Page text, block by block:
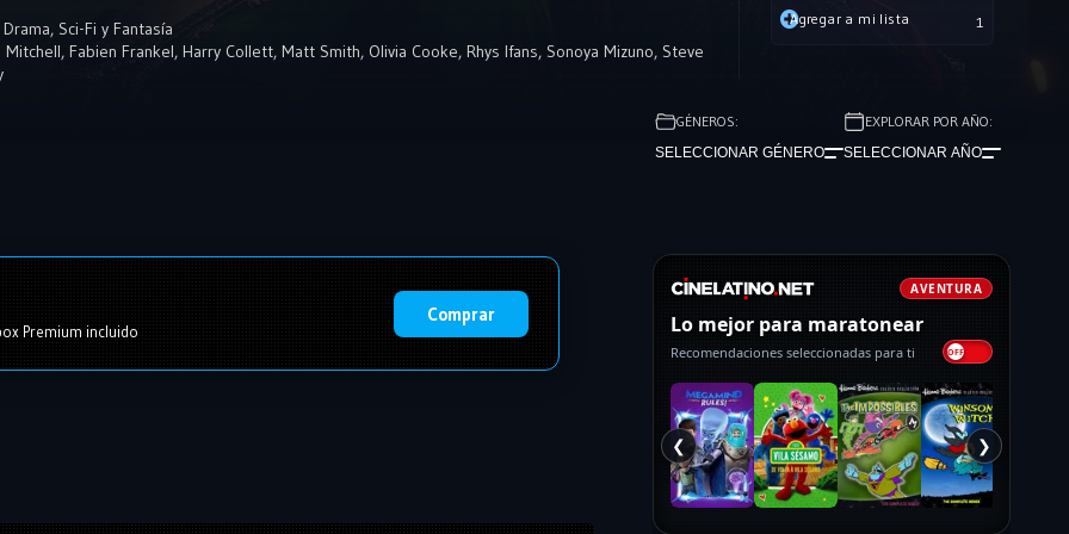
Drama, Sci-Fi y Fantasía
Mitchell, Fabien Frankel, Harry Collett, Matt Smith, Olivia Cooke, Rhys Ifans, Sonoya Mizuno, Steve
1
Agregar a mi lista
GÉNEROS:
SELECCIONAR GÉNERO
EXPLORAR POR AÑO:
SELECCIONAR AÑO
Premium incluido
Comprar
AVENTURA
Lo mejor para maratonear
Recomendaciones seleccionadas para ti
❮ ❯